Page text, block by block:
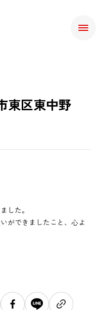
東区東中野
した。
ができましたこと、心よ